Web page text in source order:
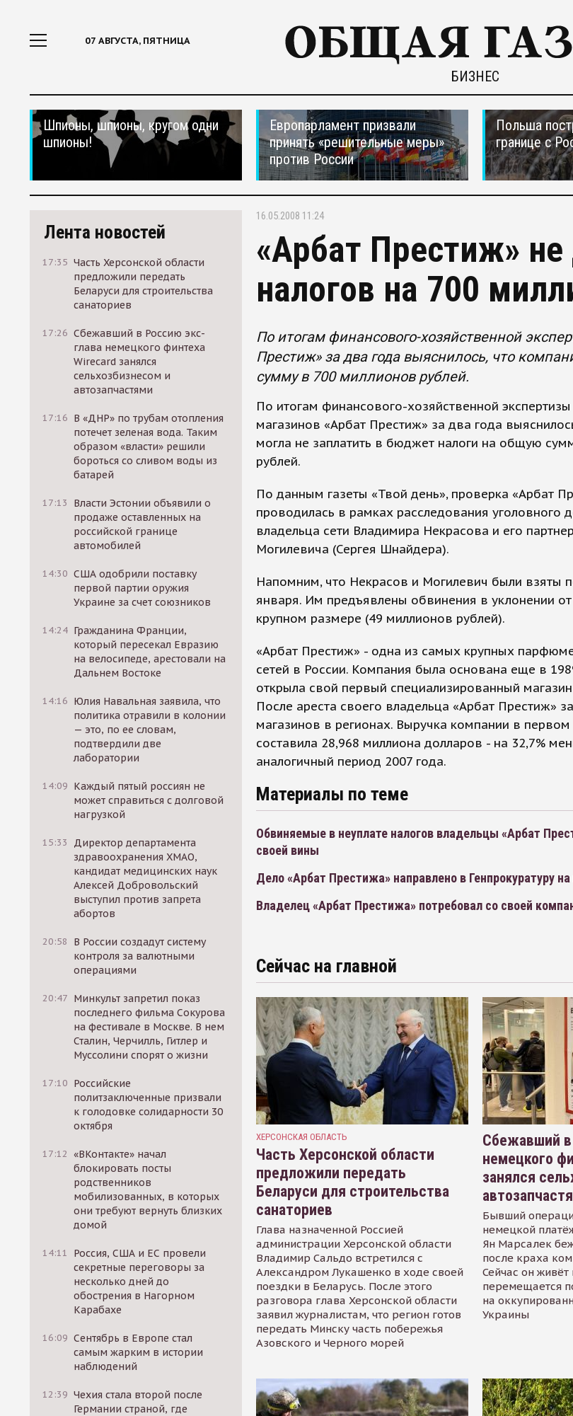
07 АВГУСТА, ПЯТНИЦА
БИЗНЕС
Шпионы, шпионы, кругом одни
шпионы!
Европарламент призвали
принять «решительные меры»
против России
Польша
границе с
Лента новостей
17:35 Часть Херсонской области
предложили передать
Беларуси для строительства
санаториев
17:26 Сбежавший в Россию экс-
глава немецкого финтеха
Wirecard занялся
сельхозбизнесом и
автозапчастями
17:16 В «ДНР» по трубам отопления
потечет зеленая вода. Таким
образом «власти» решили
бороться со сливом воды из
батарей
17:13
Власти Эстонии объявили о
продаже оставленных на
российской границе
автомобилей
14:30 США одобрили поставку
первой партии оружия
Украине за счет союзников
14:24 Гражданина Франции,
который пересекал Евразию
на велосипеде, арестовали на
Дальнем Востоке
14:16 Юлия Навальная заявила, что
политика отравили в колонии
— это, по ее словам,
подтвердили две
лаборатории
14:09 Каждый пятый россиян не
может справиться с долговой
нагрузкой
15:33
Директор департамента
здравоохранения ХМАО,
кандидат медицинских наук
Алексей Добровольский
выступил против запрета
абортов
20:58
В России создадут систему
контроля за валютными
операциями
20:47 Минкульт запретил показ
последнего фильма Сокурова
на фестивале в Москве. В нем
Сталин, Черчилль, Гитлер и
Муссолини спорят о жизни
17:10 Российские
политзаключенные призвали
к голодовке солидарности 30
октября
17:12 «ВКонтакте» начал
блокировать посты
родственников
мобилизованных, в которых
они требуют вернуть близких
домой
14:11
Россия, США и ЕС провели
секретные переговоры за
несколько дней до
обострения в Нагорном
Карабахе
16:09 Сентябрь в Европе стал
самым жарким в истории
наблюдений
12:39 Чехия стала второй после
Германии страной, где
16.05.2008 11:24
«Арбат Престиж»
налогов на 700
По итогам финансового-хозяйственной
Престиж» за два года выяснилось, что
сумму в 700 миллионов рублей.
По итогам финансового-хозяйственной
магазинов «Арбат Престиж» за два года
могла не заплатить в бюджет налоги на общую
рублей.
По данным газеты «Твой день», проверка «Арбат
проводилась в рамках расследования уголовного
владельца сети Владимира Некрасова и его
Могилевича (Сергея Шнайдера).
Напомним, что Некрасов и Могилевич были взяты
января. Им предъявлены обвинения в уклонении
крупном размере (49 миллионов рублей).
«Арбат Престиж» - одна из самых крупных
сетей в России. Компания была основана еще в
открыла свой первый специализированный
После ареста своего владельца «Арбат Престиж»
магазинов в регионах. Выручка компании в первом
составила 28,968 миллиона долларов - на 32,7%
аналогичный период 2007 года.
Материалы по теме
Обвиняемые в неуплате налогов владельцы «Арбат
своей вины
Дело «Арбат Престижа» направлено в Генпрокуратуру
Владелец «Арбат Престижа» потребовал со своей
Сейчас на главной
ХЕРСОНСКАЯ ОБЛАСТЬ
Часть Херсонской области
предложили передать
Беларуси для строительства
санаториев
Глава назначенной Россией
администрации Херсонской области
Владимир Сальдо встретился с
Александром Лукашенко в ходе своей
поездки в Беларусь. После этого
разговора глава Херсонской области
заявил журналистам, что регион готов
передать Минску часть побережья
Азовского и Черного морей
Сбежавший в
немецкого
занялся
Бывший
немецкой
Ян Марсалек
после краха
Сейчас он
перемещается
на
Украины